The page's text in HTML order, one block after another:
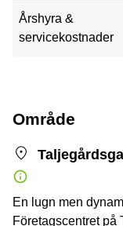
Årshyra &
servicekostnader
Område
En lugn men
Företagscentret på